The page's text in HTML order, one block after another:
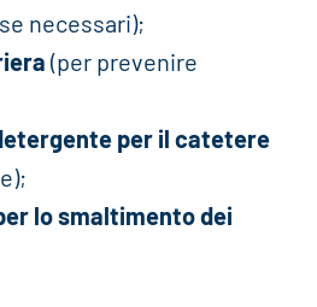
necessari);
(per prevenire
per il catetere
lo smaltimento dei